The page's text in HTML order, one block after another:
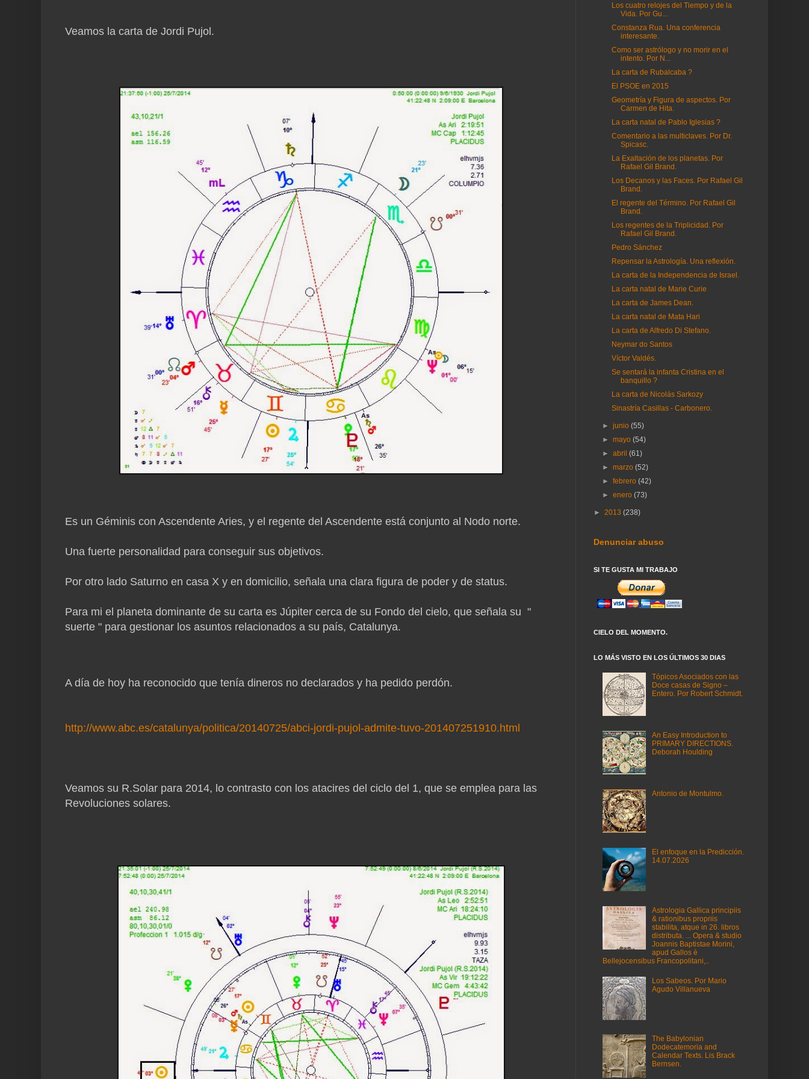
Veamos la carta de Jordi Pujol.
Es un Géminis con Ascendente Aries, y el regente del Ascendente está conjunto al Nodo norte.
Una fuerte personalidad para conseguir sus objetivos.
Por otro lado Saturno en casa X y en domicilio, señala una clara figura de poder y de status.
Para mi el planeta dominante de su carta es Júpiter cerca de su Fondo del cielo, que señala su "
suerte " para gestionar los asuntos relacionados a su país, Catalunya.
A día de hoy ha reconocido que tenía dineros no declarados y ha pedido perdón.
http://www.abc.es/catalunya/politica/20140725/abci-jordi-pujol-admite-tuvo-201407251910.html
Veamos su R.Solar para 2014, lo contrasto con los atacires del ciclo del 1, que se emplea para las
Revoluciones solares.
Los cuatro relojes del Tiempo y de la
Vida. Por Gu...
Constanza Rua. Una conferencia
interesante.
Como ser astrólogo y no morir en el
intento. Por N...
La carta de Rubalcaba ?
El PSOE en 2015
Geometría y Figura de aspectos. Por
Carmen de Hita.
La carta natal de Pablo Iglesias ?
Comentario a las multiclaves. Por Dr.
Spicasc.
La Exaltación de los planetas. Por
Rafael Gil Brand.
Los Decanos y las Faces. Por Rafael Gil
Brand.
El regente del Término. Por Rafael Gil
Brand.
Los regentes de la Triplicidad. Por
Rafael Gil Brand.
Pedro Sánchez
Repensar la Astrología. Una reflexión.
La carta de la Independencia de Israel.
La carta natal de Marie Curie
La carta de James Dean.
La carta natal de Mata Hari
La carta de Alfredo Di Stefano.
Neymar do Santos
Víctor Valdés.
Se sentará la infanta Cristina en el
banquillo ?
La carta de Nicolás Sarkozy
Sinastría Casillas - Carbonero.
►junio(55)
►mayo(54)
►abril(61)
►marzo(52)
►febrero(42)
►enero(73)
► 2013 (238)
Denunciar abuso
SI TE GUSTA MI TRABAJO
CIELO DEL MOMENTO.
LO MÁS VISTO EN LOS ÚLTIMOS 30 DIAS
Tópicos Asociados con las
Doce casas de Signo –
Entero. Por Robert Schmidt.
An Easy Introduction to
PRIMARY DIRECTIONS.
Deborah Houlding
Antonio de Montulmo.
El enfoque en la Predicción.
14.07.2026
Astrologia Gallica principiis
& rationibus propriis
stabilita, atque in 26. libros
distributa. ... Opera & studio
Joannis Baptistae Morini,
apud Gallos è
Bellejocensibus Francopolitani,..
Los Sabeos. Por Mario
Agudo Villanueva
The Babylonian
Dodecatemoria and
Calendar Texts. Lis Brack
Bernsen.